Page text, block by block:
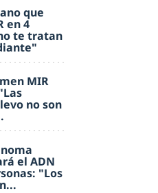
que
en 4
te tratan
MIR
no son
el ADN
"Los